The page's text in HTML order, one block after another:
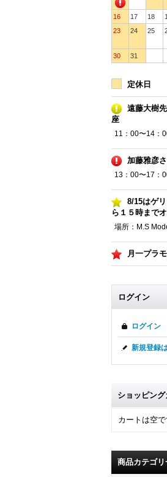
16 17 18
23
24 25
30 31
定休日
遠藤大樹
座
11：00〜14：
加藤雅彦
13：00〜17：
8/15はゲ
ら１５時まで
場所：M.S
月一プラ
ログイン
ログイン
新規登録
ショッピング
カートは空で
商品カテゴリ